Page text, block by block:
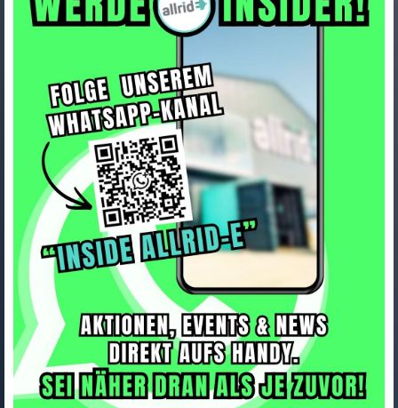
Haibike ADVENTR 10 LOW
i800Wh 12-G SX Eagle
Art.Nr. 45512550
25-26 HB BCXK GL_met.sand/black Rh L/50